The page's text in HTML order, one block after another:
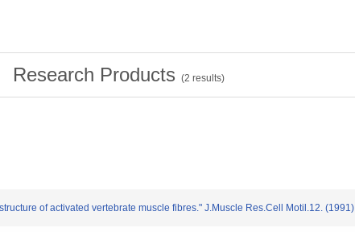
Research Products (2 results)
of activated vertebrate muscle fibres." J.Muscle Res.Cell Motil.12. (1991)